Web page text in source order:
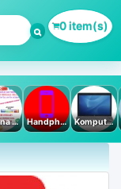
0 item(s)
Busana Muslim Handphone & Tablet Komputer PC & Laptop